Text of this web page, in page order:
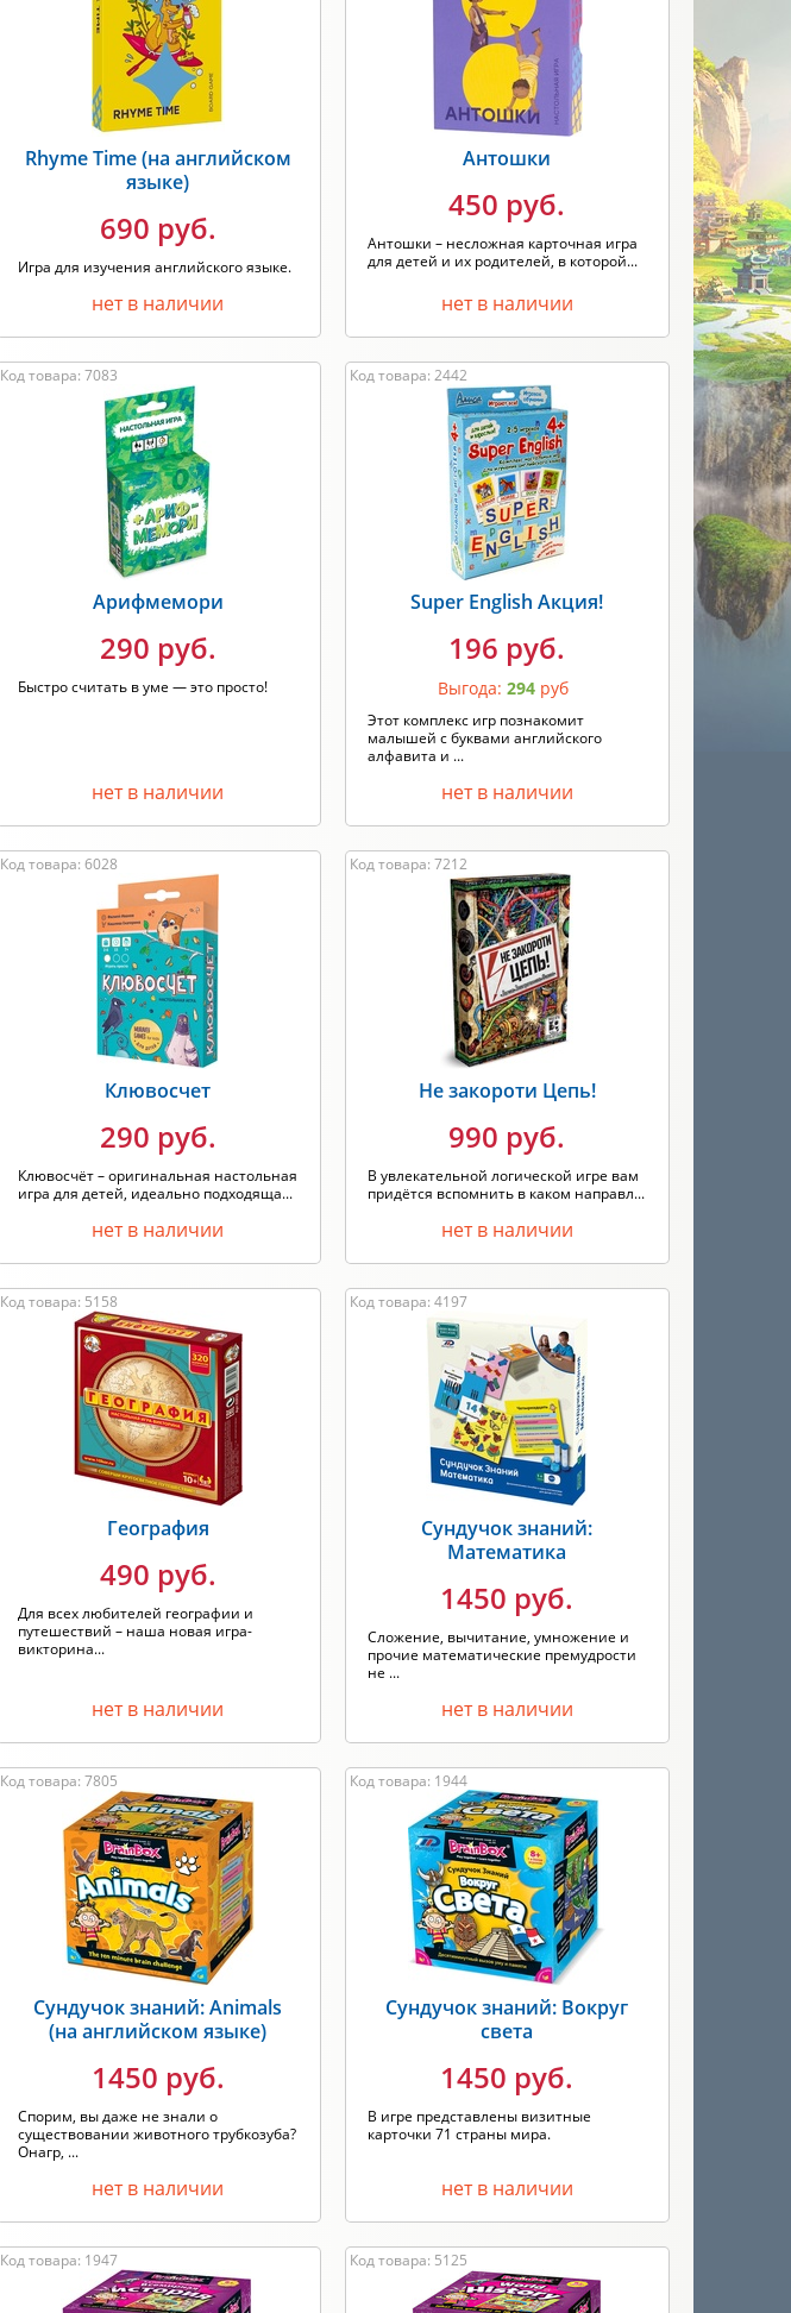
Хит продаж ПРИМЕНИТЬ
Rhyme Time (на английском
языке)
690 руб.
Игра для изучения английского языке.
нет в наличии
Антошки
450 руб.
Антошки – несложная карточная игра
для детей и их родителей, в которой...
нет в наличии
Код товара: 7083
Арифмемори
290 руб.
Быстро считать в уме — это просто!
нет в наличии
Код товара: 2442
Super English Акция!
196 руб.
Выгода:294 руб
Этот комплекс игр познакомит
малышей с буквами английского
алфавита и ...
нет в наличии
Код товара: 6028
Клювосчет
290 руб.
Клювосчёт – оригинальная настольная
игра для детей, идеально подходяща...
нет в наличии
Код товара: 7212
Не закороти Цепь!
990 руб.
В увлекательной логической игре вам
придётся вспомнить в каком направл...
нет в наличии
Код товара: 5158
География
490 руб.
Для всех любителей географии и
путешествий – наша новая игра-
викторина...
нет в наличии
Код товара: 4197
Сундучок знаний:
Математика
1450 руб.
Сложение, вычитание, умножение и
прочие математические премудрости
не ...
нет в наличии
Код товара: 7805
Сундучок знаний: Animals
(на английском языке)
1450 руб.
Спорим, вы даже не знали о
существовании животного трубкозуба?
Онагр, ...
нет в наличии
Код товара: 1944
Сундучок знаний: Вокруг
света
1450 руб.
В игре представлены визитные
карточки 71 страны мира.
нет в наличии
Код товара: 1947 Код товара: 5125